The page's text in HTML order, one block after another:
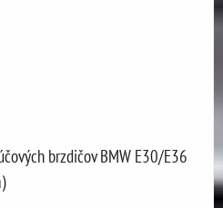
brzdičov BMW E30/E36